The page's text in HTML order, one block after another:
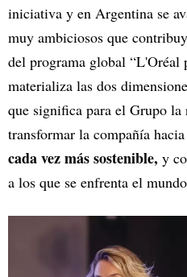
iniciativa y en Argentina se
muy ambiciosos que
del programa global “L'Oréal
materializa las dos
que significa para el Grupo
transformar la compañía
cada vez más sostenible, y
a los que se enfrenta el